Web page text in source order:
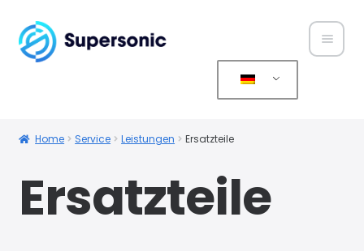
Home Service Leistungen Ersatzteile
Ersatzteile